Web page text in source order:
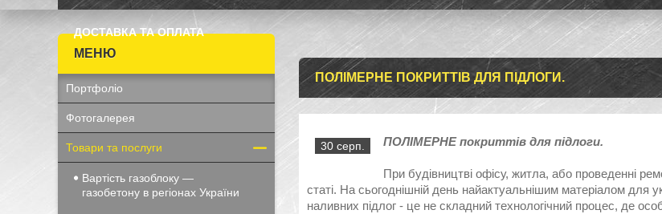
ДОСТАВКА ТА ОПЛАТА
ПОЛІМЕРНЕ ПОКРИТТІВ ДЛЯ ПІДЛОГИ.
30 серп. ПОЛІМЕРНЕ покриттів для підлоги.
При будівництві офісу, житла, або проведенні
статі. На сьогоднішній день найактуальнішим матеріалом для
наливних підлог - це не складний технологічний процес, де
Портфоліо
Фотогалерея
Товари та послуги
Вартість газоблоку —
газобетону в регіонах України